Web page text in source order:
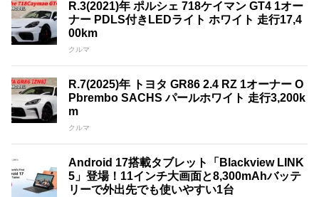
R.3(2021)年 ポルシェ 718ケイマン GT4 1オー
ナー PDLS付きLEDライト ホワイト 走行17,4
00km
クルマ
R.7(2025)年 トヨタ GR86 2.4 RZ 1オーナー O
Pbrembo SACHS パールホワイト 走行3,200k
m
クルマ
Android 17搭載タブレット「Blackview LINK
5」登場！11インチ大画面と8,300mAhバッテ
リーで外出先でも使いやすい1台